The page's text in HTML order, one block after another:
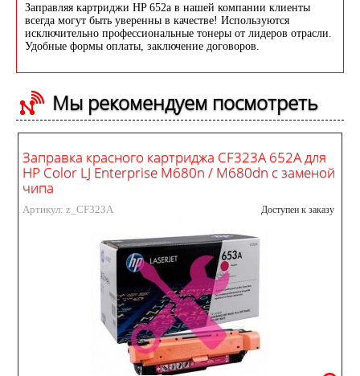
Заправляя картриджи HP 652a в нашей компании клиенты
всегда могут быть уверенны в качестве! Используются
исключительно профессиональные тонеры от лидеров отрасли.
Удобные формы оплаты, заключение договоров.
Мы рекомендуем посмотреть
Заправка красного картриджа CF323A 652A для
HP Color LJ Enterprise M680n / M680dn с заменой
чипа
Артикул: z_CF323A Доступен к заказу